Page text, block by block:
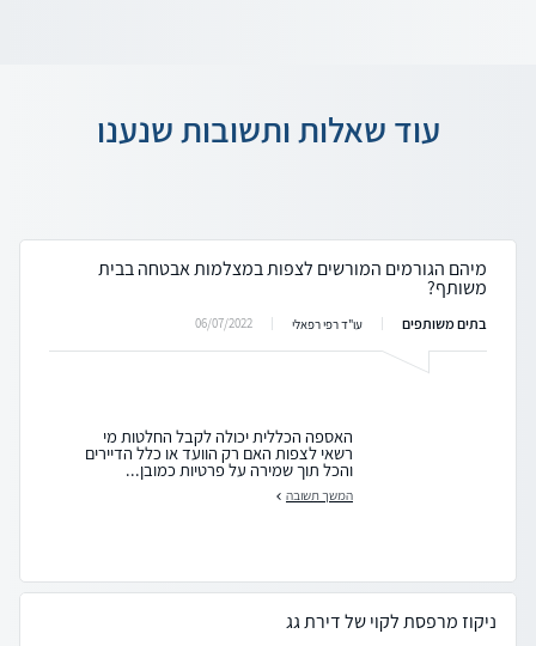
עוד שאלות ותשובות שנענו
מיהם הגורמים המורשים לצפות במצלמות אבטחה בבית
משותף?
בתים משותפים עו"ד רפי רפאלי 06/07/2022
האספה הכללית יכולה לקבל החלטות מי
רשאי לצפות האם רק הוועד או כלל הדיירים
והכל תוך שמירה על פרטיות כמובן...
המשך תשובה
ניקוז מרפסת לקוי של דירת גג